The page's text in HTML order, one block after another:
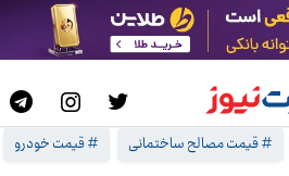
# قیمت مصالح ساختمانی # قیمت خودرو